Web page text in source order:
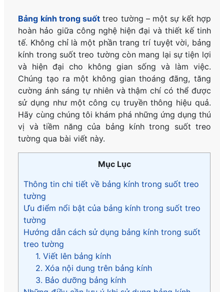
Bảng kính trong suốt treo tường – một sự kết hợp
hoàn hảo giữa công nghệ hiện đại và thiết kế tinh
tế. Không chỉ là một phần trang trí tuyệt vời, bảng
kính trong suốt treo tường còn mang lại sự tiện lợi
và hiện đại cho không gian sống và làm việc.
Chúng tạo ra một không gian thoáng đãng, tăng
cường ánh sáng tự nhiên và thậm chí có thể được
sử dụng như một công cụ truyền thông hiệu quả.
Hãy cùng chúng tôi khám phá những ứng dụng thú
vị và tiềm năng của bảng kính trong suốt treo
tường qua bài viết này.
Mục Lục
Thông tin chi tiết về bảng kính trong suốt treo
tường
Ưu điểm nổi bật của bảng kính trong suốt treo
tường
Hướng dẫn cách sử dụng bảng kính trong suốt
treo tường
1. Viết lên bảng kính
2. Xóa nội dung trên bảng kính
3. Bảo dưỡng bảng kính